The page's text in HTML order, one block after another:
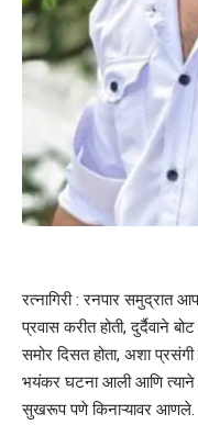
रत्नागिरी : रनपार समुद्रात
प्रवास करीत होती, दुर्दैवाने
समोर दिसत होता, अशा
भयंकर घटना आली आणि त्याने
सुखरूप पणे किनाऱ्यावर आणले.